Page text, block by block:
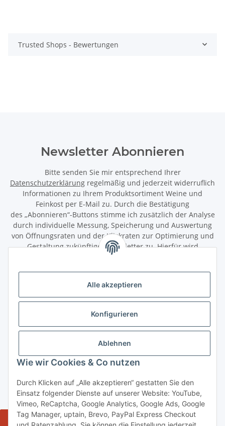
Alle akzeptieren
Konfigurieren
Ablehnen
Wie wir Cookies & Co nutzen
Durch Klicken auf „Alle akzeptieren“ gestatten Sie den
Einsatz folgender Dienste auf unserer Website: YouTube,
Vimeo, ReCaptcha, Google Analytics, Google Ads, Google
Tag Manager, uptain, Brevo, PayPal Express Checkout
Trusted Shops - Bewertungen
Newsletter Abonnieren
Bitte senden Sie mir entsprechend Ihrer
Datenschutzerklärung regelmäßig und jederzeit widerruflich
Informationen zu Ihrem Produktsortiment Weine und
Feinkost per E-Mail zu. Durch die Bestätigung
des „Abonnieren“-Buttons stimme ich zusätzlich der Analyse
durch individuelle Messung, Speicherung und Auswertung
von Öffnungsraten und der Klickraten zur Optimierung und
Gestaltung zukünftiger Newsletter zu. Hierfür wird
das Nutzungsverhalten in pseudonymisierter Form
Wirkung für die Zukunft über den Link in unserem Newsletter
abbestellen / widerrufen.
Gesetzliche Informationen
Informationen
Widerrufsbutton